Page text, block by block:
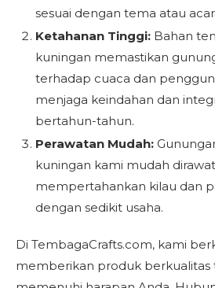
sesuai dengan tema atau
Ketahanan Tinggi: Bahan
kuningan memastikan
terhadap cuaca dan
menjaga keindahan dan
bertahun-tahun.
Perawatan Mudah:
kuningan kami mudah
mempertahankan kilau dan
dengan sedikit usaha.
Di TembagaCrafts.com, kami
memberikan produk berkualitas